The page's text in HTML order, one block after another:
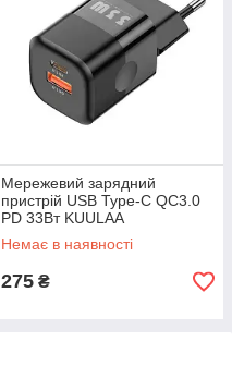
Мережевий зарядний
пристрій USB Type-C QC3.0
PD 33Вт KUULAA
Немає в наявності
275 ₴